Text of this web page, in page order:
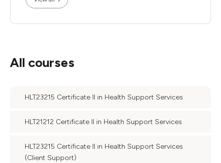
All courses
HLT23215 Certificate II in Health Support Services
HLT21212 Certificate II in Health Support Services
HLT23215 Certificate II in Health Support Services
(Client Support)